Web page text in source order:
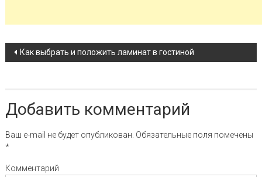
Навигация по записи
Как выбрать и положить ламинат в гостиной
Добавить комментарий
Ваш e-mail не будет опубликован. Обязательные поля помечены
*
Комментарий